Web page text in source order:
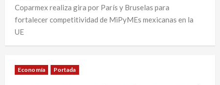
Coparmex realiza gira por París y Bruselas para
fortalecer competitividad de MiPyMEs mexicanas en la
UE
Economía Portada